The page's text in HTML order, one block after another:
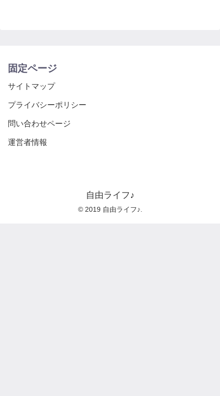
固定ページ
サイトマップ
プライバシーポリシー
問い合わせページ
運営者情報
自由ライフ♪
© 2019 自由ライフ♪.